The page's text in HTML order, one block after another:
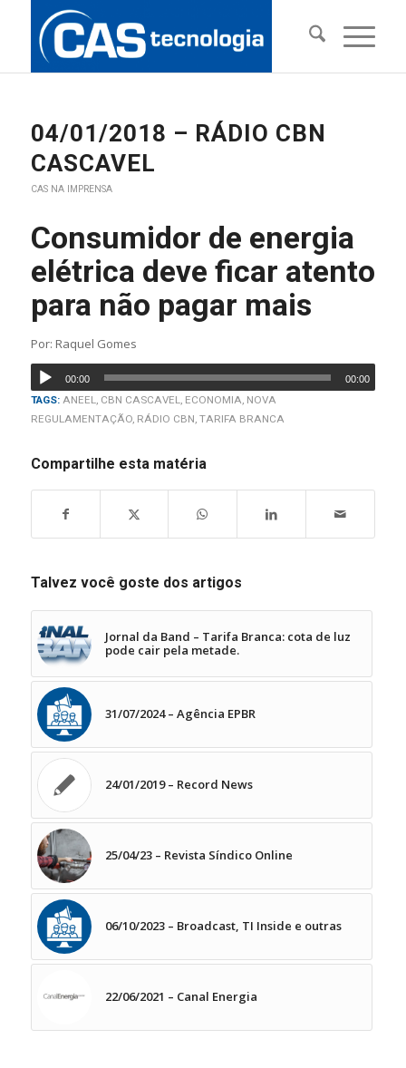
04/01/2018 – RÁDIO CBN
CASCAVEL
CAS NA IMPRENSA
Consumidor de energia
elétrica deve ficar atento
para não pagar mais
Por: Raquel Gomes
00:00 00:00
TAGS: ANEEL, CBN CASCAVEL, ECONOMIA, NOVA
REGULAMENTAÇÃO, RÁDIO CBN, TARIFA BRANCA
Compartilhe esta matéria
Talvez você goste dos artigos
Jornal da Band – Tarifa Branca: cota de luz
pode cair pela metade.
31/07/2024 – Agência EPBR
24/01/2019 – Record News
25/04/23 – Revista Síndico Online
06/10/2023 – Broadcast, TI Inside e outras
22/06/2021 – Canal Energia